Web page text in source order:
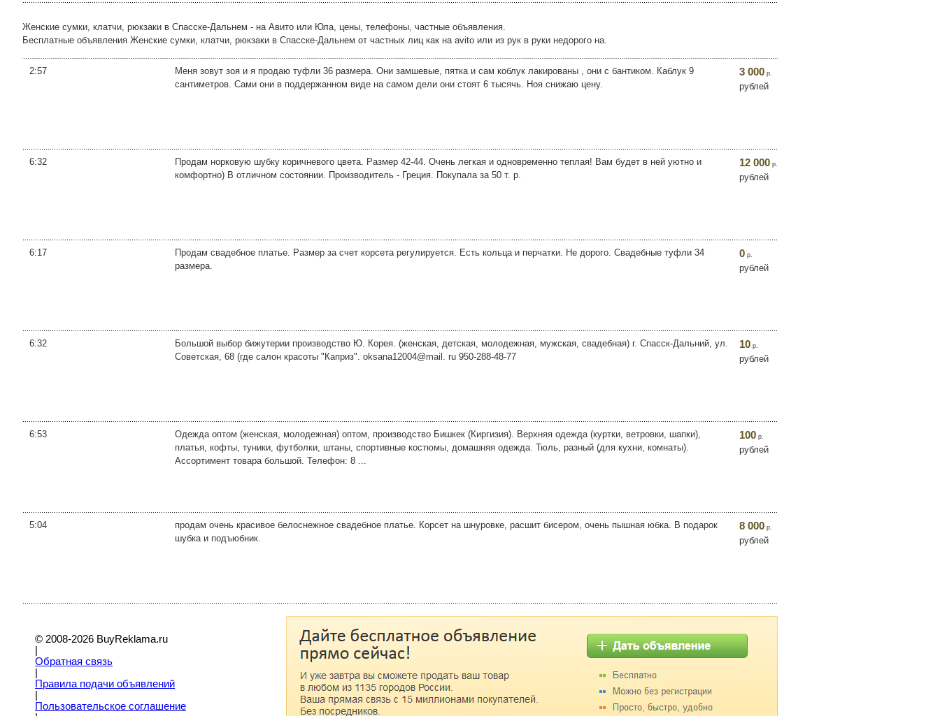
Женские сумки, клатчи, рюкзаки в Спасске-Дальнем - на Авито или Юла, цены, телефоны, частные объявления.
Бесплатные объявления Женские сумки, клатчи, рюкзаки в Спасске-Дальнем от частных лиц как на avito или из рук в руки недорого на.
2:57
Меня зовут зоя и я продаю туфли 36 размера. Они замшевые, пятка и сам коблук лакированы , они с бантиком. Каблук 9
сантиметров. Сами они в поддержанном виде на самом дели они стоят 6 тысячь. Ноя снижаю цену.
3 000 р.
рублей
6:32
Продам норковую шубку коричневого цвета. Размер 42-44. Очень легкая и одновременно теплая! Вам будет в ней уютно и
комфортно) В отличном состоянии. Производитель - Греция. Покупала за 50 т. р.
12 000 р.
рублей
6:17
Продам свадебное платье. Размер за счет корсета регулируется. Есть кольца и перчатки. Не дорого. Свадебные туфли 34
размера.
0 р.
рублей
6:32
Большой выбор бижутерии производство Ю. Корея. (женская, детская, молодежная, мужская, свадебная) г. Спасск-Дальний, ул.
Советская, 68 (где салон красоты "Каприз". oksana12004@mail. ru 950-288-48-77
10 р.
рублей
6:53
Одежда оптом (женская, молодежная) оптом, производство Бишкек (Киргизия). Верхняя одежда (куртки, ветровки, шапки),
платья, кофты, туники, футболки, штаны, спортивные костюмы, домашняя одежда. Тюль, разный (для кухни, комнаты).
Ассортимент товара большой. Телефон: 8 ...
100 р.
рублей
5:04
продам очень красивое белоснежное свадебное платье. Корсет на шнуровке, расшит бисером, очень пышная юбка. В подарок
шубка и подъюбник.
8 000 р.
рублей
© 2008-2026 BuyReklama.ru
Обратная связь
Правила подачи объявлений
Пoльзовательское соглашение